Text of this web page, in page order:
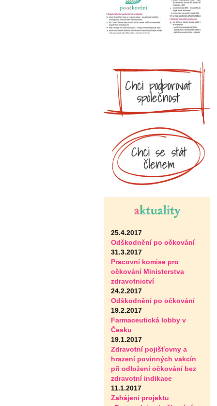
25.4.2017
Odškodnění po očkování
31.3.2017
Pracovní komise pro
očkování Ministerstva
zdravotnictví
24.2.2017
Odškodnění po očkování
19.2.2017
Farmaceutická lobby v
Česku
19.1.2017
Zdravotní pojišťovny a
hrazení povinných vakcín
při odložení očkování bez
zdravotní indikace
11.1.2017
Zahájení projektu